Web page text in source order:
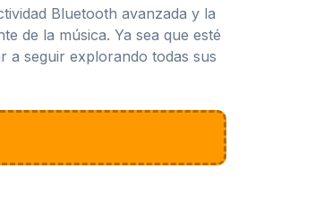
Bluetooth avanzada y la
de la música. Ya sea que esté
a seguir explorando todas sus